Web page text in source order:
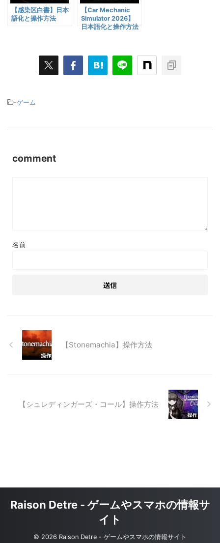
【感染区白書】日本
語化と操作方法
【Car Mechanic
Simulator 2026】
日本語化と操作方法
-ゲーム
comment
名前
【Stonemachia】操作方法
【シュレディンガーズ・コール】操作方法
Raison Detre - ゲームやスマホの情報サ
イト
© 2026 Raison Detre - ゲームやスマホの情報サイト